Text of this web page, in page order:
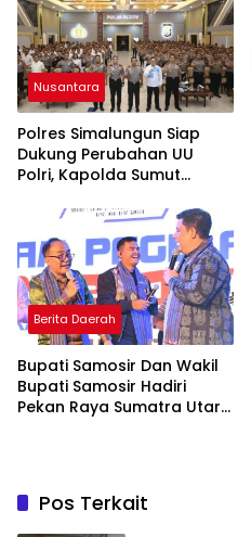
Nusantara
Polres Simalungun Siap
Dukung Perubahan UU
Polri, Kapolda Sumut
Penguatan
Profesionalisme dan
Akuntabilitas Personel
Berita Daerah
Bupati Samosir Dan Wakil
Bupati Samosir Hadiri
Pekan Raya Sumatra Utara
Pos Terkait